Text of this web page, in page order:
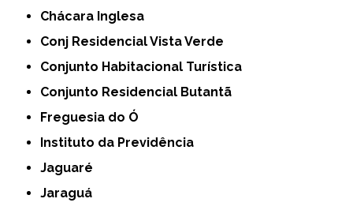
Chácara Inglesa
Conj Residencial Vista Verde
Conjunto Habitacional Turística
Conjunto Residencial Butantã
Freguesia do Ó
Instituto da Previdência
Jaguaré
Jaraguá